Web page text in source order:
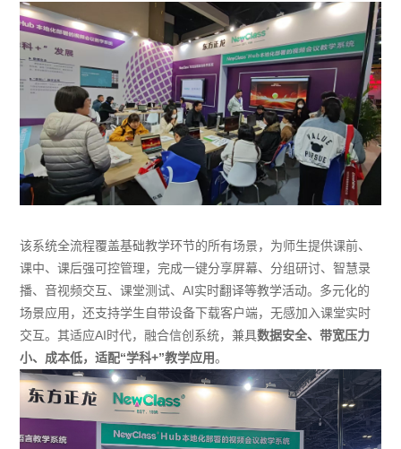
该系统全流程覆盖基础教学环节的所有场景，为师生提供课前、
课中、课后强可控管理，完成一键分享屏幕、分组研讨、智慧录
播、音视频交互、课堂测试、AI实时翻译等教学活动。多元化的
场景应用，还支持学生自带设备下载客户端，无感加入课堂实时
交互。其适应AI时代，融合信创系统，兼具数据安全、带宽压力
小、成本低，适配“学科+”教学应用。